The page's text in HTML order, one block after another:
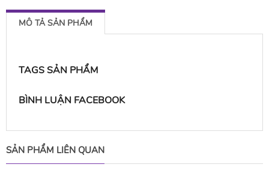
MÔ TẢ SẢN PHẨM
TAGS SẢN PHẨM
BÌNH LUẬN FACEBOOK
SẢN PHẨM LIÊN QUAN